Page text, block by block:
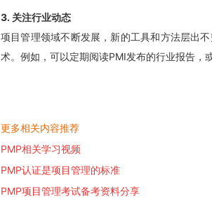
3. 关注行业动态
项目管理领域不断发展，新的工具和方法层出
术。例如，可以定期阅读PMI发布的行业报告，
更多相关内容推荐
PMP相关学习视频
PMP认证是项目管理的标准
PMP项目管理考试备考资料分享